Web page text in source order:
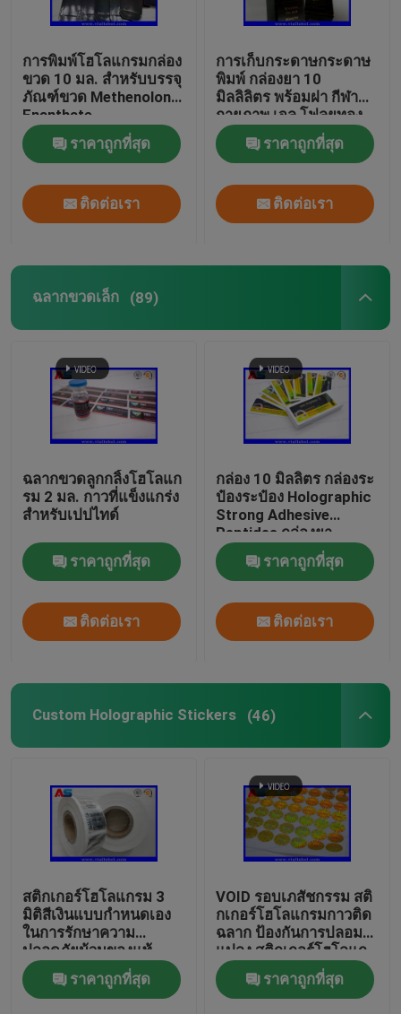
การพิมพ์โฮโลแกรมกล่อง
ขวด 10 มล. สำหรับบรรจุ
ภัณฑ์ขวด Methenolone
Enanthate
ราคาถูกที่สุด
ติดต่อเรา
การเก็บกระดาษกระดาษ
พิมพ์ กล่องยา 10
มิลลิลิตร พร้อมฝา กีฬา
กายภาพ เจล โฟลยทอง
แพคเกจ โฟลยทอง / ผล
งานโฮโลแกรม
ราคาถูกที่สุด
ติดต่อเรา
ฉลากขวดเล็ก (89)
ฉลากขวดลูกกลิ้งโฮโลแก
รม 2 มล. กาวที่แข็งแกร่ง
สำหรับเปปไทด์
ราคาถูกที่สุด
ติดต่อเรา
กล่อง 10 มิลลิตร กล่องระ
ป๋องระป๋อง Holographic
Strong Adhesive
Peptides กล่องยา
25x60 มิลลิเมตร
ราคาถูกที่สุด
ติดต่อเรา
Custom Holographic Stickers (46)
สติกเกอร์โฮโลแกรม 3
มิติสีเงินแบบกำหนดเอง
ในการรักษาความ
ปลอดภัยม้วนของแท้
พร้อมสติกเกอร์ความ
ปลอดภัยโฮโลแกรมรหัส
สีดำที่จริงจัง
ราคาถูกที่สุด
VOID รอบเภสัชกรรม สติ
กเกอร์โฮโลแกรมกาวติด
ฉลาก ป้องกันการปลอม
แปลง สติกเกอร์โฮโลแก
รม 3 มิติ
ราคาถูกที่สุด